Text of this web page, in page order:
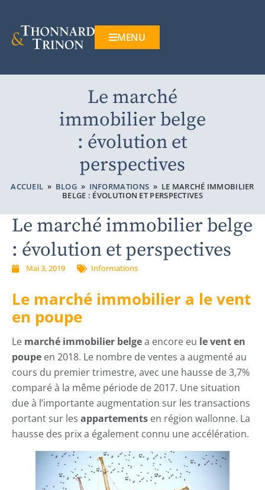
MENU
Le marché
immobilier belge
: évolution et
perspectives
ACCUEIL » BLOG » INFORMATIONS » LE MARCHÉ IMMOBILIER
BELGE : ÉVOLUTION ET PERSPECTIVES
Le marché immobilier belge
: évolution et perspectives
Mai 3, 2019 Informations
Le marché immobilier a le vent
en poupe
Le marché immobilier belgea encore eu le vent en
poupe en 2018. Le nombre de ventes a augmenté au
cours du premier trimestre, avec une hausse de 3,7%
comparé à la même période de 2017. Une situation
due à l’importante augmentation sur les transactions
portant sur les appartements en région wallonne. La
hausse des prix a également connu une accélération.